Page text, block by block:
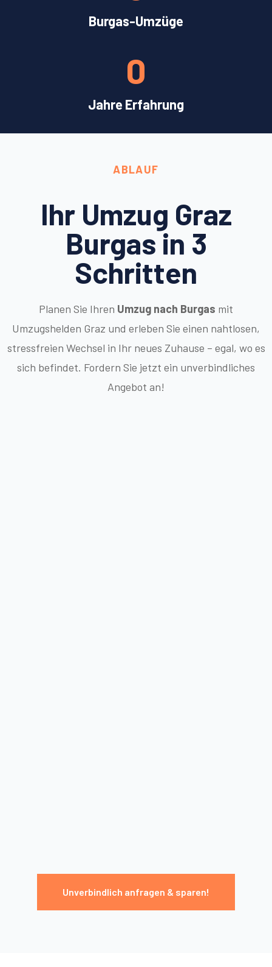
Burgas-Umzüge
Jahre Erfahrung
0
ABLAUF
Ihr Umzug Graz
Burgas in 3
Schritten
Planen Sie Ihren Umzug nach Burgas mit
Umzugshelden Graz und erleben Sie einen nahtlosen,
stressfreien Wechsel in Ihr neues Zuhause – egal, wo es
sich befindet. Fordern Sie jetzt ein unverbindliches
Angebot an!
Unverbindlich anfragen & sparen!